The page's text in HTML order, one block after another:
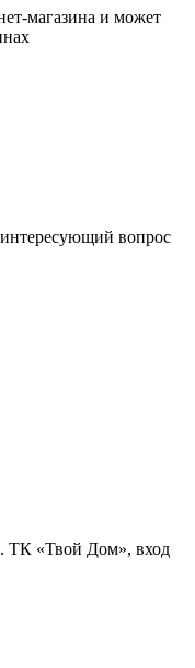
магазина и может
вопрос
ТК «Твой Дом», вход